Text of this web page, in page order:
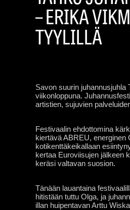
– ERIKA
TYYLILLÄ
Savon suurin juhannusjuhla
viikonloppuna.
artistien, sujuvien
Festivaalin ehdottomina
kiertävä ABREU, energinen
kotikenttäkeikallaan
kertaa Euroviisujen jälkeen
keräsi valtavan suosion.
Tänään lauantaina
hitistään tuttu Olga, ja
illan huipentavan Arttu